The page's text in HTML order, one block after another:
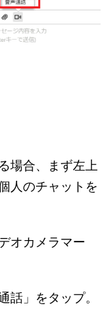
場合、まず左上
人のチャットを
オカメラマー
話」をタップ。